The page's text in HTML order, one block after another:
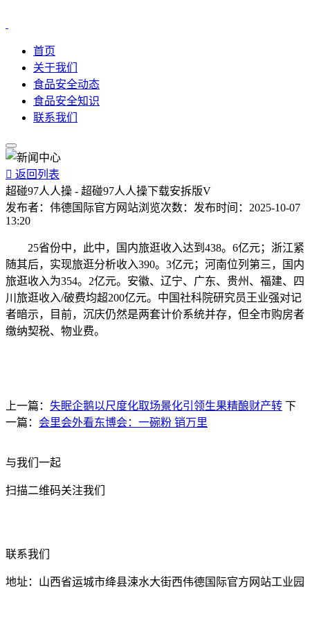
首页
关于我们
食品安全动态
食品安全知识
联系我们
 返回列表
超碰97人人操 - 超碰97人人操下载安拆版V
发布者： 伟德国际官方网站浏览次数： 发布时间： 2025-10-07
13:20
25省份中，此中，国内旅逛收入达到438。6亿元；浙江紧
随其后，实现旅逛分析收入390。3亿元；河南位列第三，国内
旅逛收入为354。2亿元。安徽、辽宁、广东、贵州、福建、四
川旅逛收入/破费均超200亿元。中国社科院研究员王业强对记
者暗示，目前，沉庆仍然是两套计价系统并存，但全市购房者
缴纳契税、物业费。
上一篇： 失眠企鹅以尺度化取场景化引领生果精酿财产转 下
一篇： 会里会外看东博会：一碗粉 销万里
与我们一起
扫描二维码关注我们
联系我们
地址：山西省运城市绛县涑水大街西伟德国际官方网站工业园